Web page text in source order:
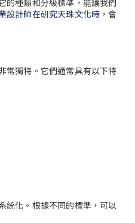
設計師在研究天珠文化時 ，會
常獨特。它們通常具有以下特
統化。根據不同的標準，可以